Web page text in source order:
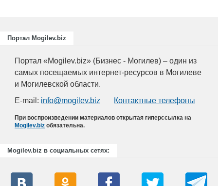
Портал Mogilev.biz
Портал «Mogilev.biz» (Бизнес - Могилев) – один из
самых посещаемых интернет-ресурсов в Могилеве
и Могилевской области.
E-mail: info@mogilev.biz Контактные телефоны
При воспроизведении материалов открытая гиперссылка на
Mogilev.biz обязательна.
Mogilev.biz в социальных сетях: